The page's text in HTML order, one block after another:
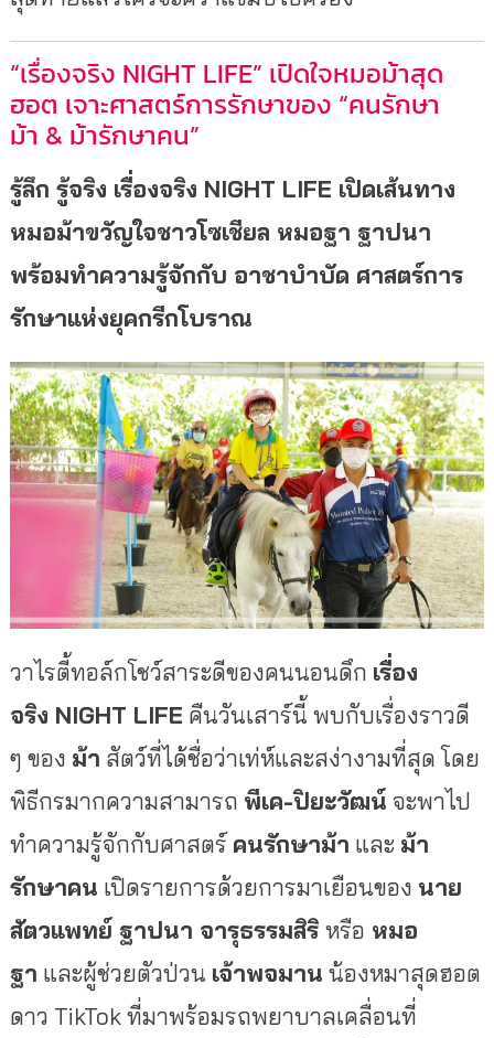
“เรื่องจริง NIGHT LIFE” เปิดใจหมอม้าสุด
ฮอต เจาะศาสตร์การรักษาของ “คนรักษา
ม้า & ม้ารักษาคน”
รู้ลึก รู้จริง เรื่องจริง NIGHT LIFE เปิดเส้นทาง
หมอม้าขวัญใจชาวโซเชียล หมอฐา ฐาปนา
พร้อมทำความรู้จักกับ อาชาบำบัด ศาสตร์การ
รักษาแห่งยุคกรีกโบราณ
วาไรตี้ทอล์กโชว์สาระดีของคนนอนดึก เรื่อง
จริง NIGHT LIFE คืนวันเสาร์นี้ พบกับเรื่องราวดี
ๆ ของ ม้า สัตว์ที่ได้ชื่อว่าเท่ห์และสง่างามที่สุด โดย
พิธีกรมากความสามารถ พีเค-ปิยะวัฒน์ จะพาไป
ทำความรู้จักกับศาสตร์ คนรักษาม้า และ ม้า
รักษาคน เปิดรายการด้วยการมาเยือนของ นาย
สัตวแพทย์ ฐาปนา จารุธรรมสิริ หรือ หมอ
ฐา และผู้ช่วยตัวป่วน เจ้าพจมาน น้องหมาสุดฮอต
ดาว TikTok ที่มาพร้อมรถพยาบาลเคลื่อนที่